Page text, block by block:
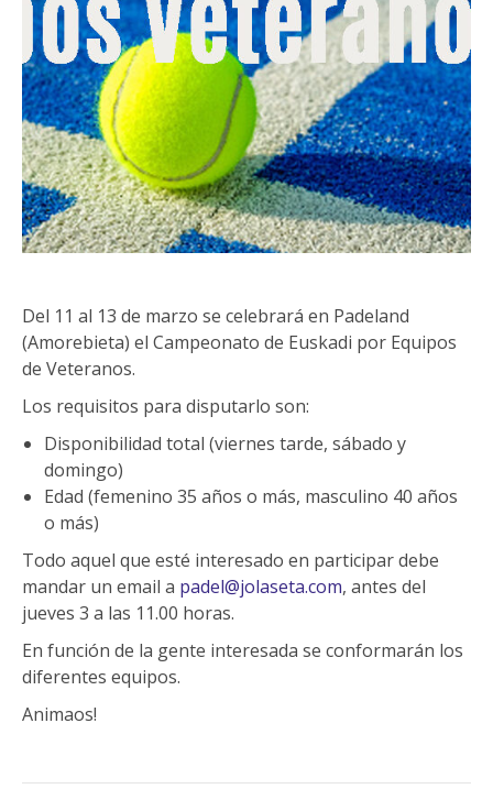
Del 11 al 13 de marzo se celebrará en Padeland
(Amorebieta) el Campeonato de Euskadi por Equipos
de Veteranos.
Los requisitos para disputarlo son:
Disponibilidad total (viernes tarde, sábado y
domingo)
Edad (femenino 35 años o más, masculino 40 años
o más)
Todo aquel que esté interesado en participar debe
mandar un email a padel@jolaseta.com, antes del
jueves 3 a las 11.00 horas.
En función de la gente interesada se conformarán los
diferentes equipos.
Animaos!